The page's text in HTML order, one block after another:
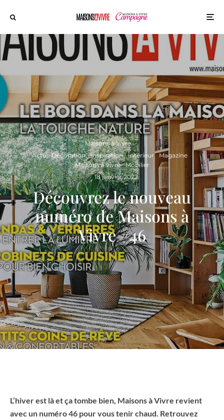
Maisons à Vivre ·
Actu
Décoration Inspiration Intérieur
Magazine
Maisons à vivre
Mobilier
· 18 janvier 2022
Découvrez le nouveau
numéro de Maisons à
Vivre #46
L’hiver est là et ça tombe bien, Maisons à Vivre revient
avec un numéro 46 pour vous tenir chaud. Retrouvez